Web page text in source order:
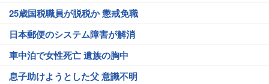
25歳国税職員が脱税か 懲戒免職
日本郵便のシステム障害が解消
車中泊で女性死亡 遺族の胸中
息子助けようとした父 意識不明